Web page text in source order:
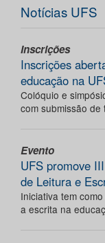
Notícias UFS
Inscrições
Inscrições
educação na
Colóquio e
com submissão
Evento
UFS promove
de Leitura e
Iniciativa tem
a escrita na